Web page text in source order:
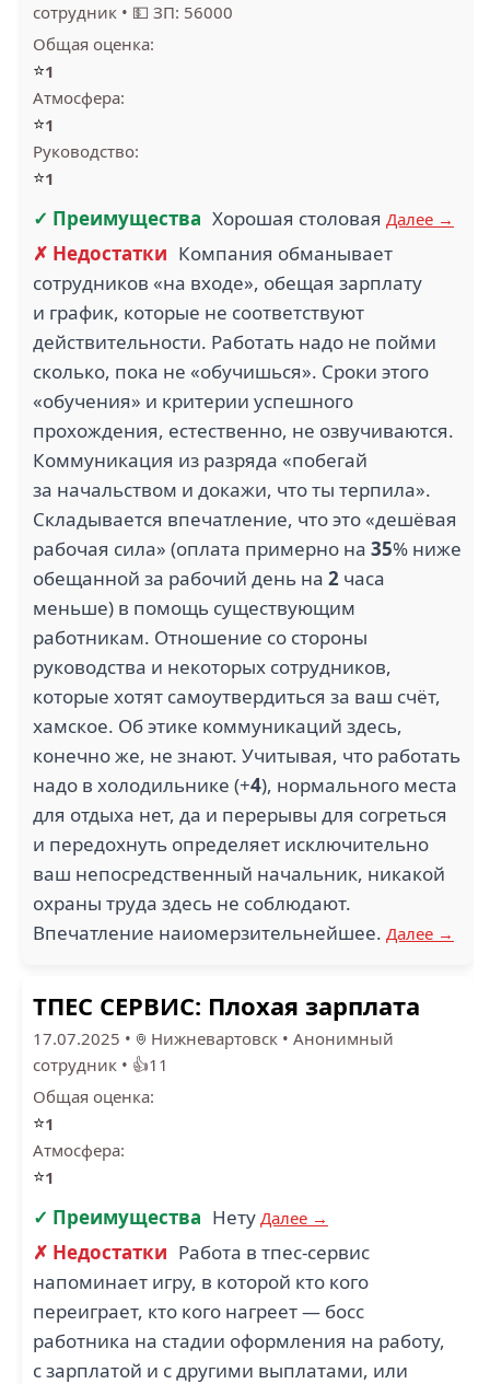
сотрудник • 💵 ЗП: 56000
Общая оценка:
⭐1
Атмосфера:
⭐1
Руководство:
⭐1
✓ Преимущества Хорошая столовая Далее →
✗ Недостатки Компания обманывает
сотрудников «на входе», обещая зарплату
и график, которые не соответствуют
действительности. Работать надо не пойми
сколько, пока не «обучишься». Сроки этого
«обучения» и критерии успешного
прохождения, естественно, не озвучиваются.
Коммуникация из разряда «побегай
за начальством и докажи, что ты терпила».
Складывается впечатление, что это «дешёвая
рабочая сила» (оплата примерно на 35% ниже
обещанной за рабочий день на 2 часа
меньше) в помощь существующим
работникам. Отношение со стороны
руководства и некоторых сотрудников,
которые хотят самоутвердиться за ваш счёт,
хамское. Об этике коммуникаций здесь,
конечно же, не знают. Учитывая, что работать
надо в холодильнике (+4), нормального места
для отдыха нет, да и перерывы для согреться
и передохнуть определяет исключительно
ваш непосредственный начальник, никакой
охраны труда здесь не соблюдают.
Впечатление наиомерзительнейшее. Далее →
ТПЕС СЕРВИС: Плохая зарплата
17.07.2025 • Нижневартовск • Анонимный
сотрудник • 👍11
Общая оценка:
⭐1
Атмосфера:
⭐1
✓ Преимущества Нету Далее →
✗ Недостатки Работа в тпес-сервис
напоминает игру, в которой кто кого
переиграет, кто кого нагреет — босс
работника на стадии оформления на работу,
с зарплатой и с другими выплатами, или